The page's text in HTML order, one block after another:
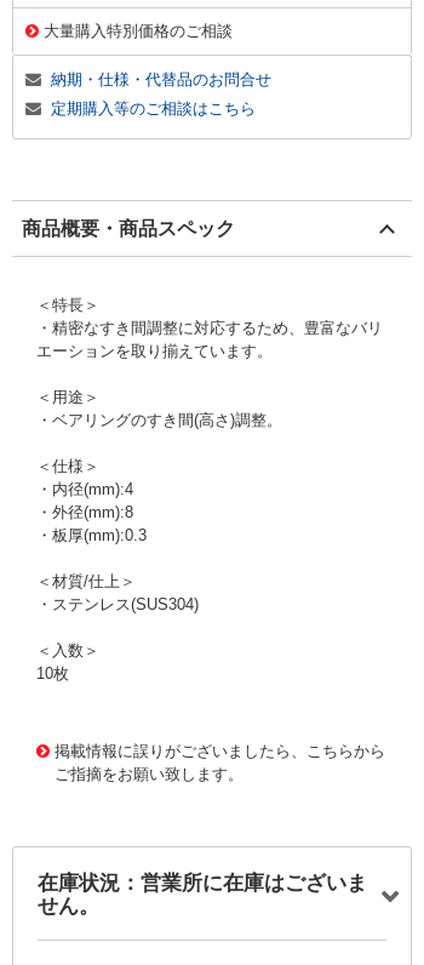
大量購入特別価格のご相談
納期・仕様・代替品のお問合せ
定期購入等のご相談はこちら
商品概要・商品スペック
＜特長＞
・精密なすき間調整に対応するため、豊富なバリ
エーションを取り揃えています。
＜用途＞
・ベアリングのすき間(高さ)調整。
＜仕様＞
・内径(mm):4
・外径(mm):8
・板厚(mm):0.3
＜材質/仕上＞
・ステンレス(SUS304)
＜入数＞
10枚
掲載情報に誤りがございましたら、こちらから
ご指摘をお願い致します。
在庫状況：営業所に在庫はございま
せん。